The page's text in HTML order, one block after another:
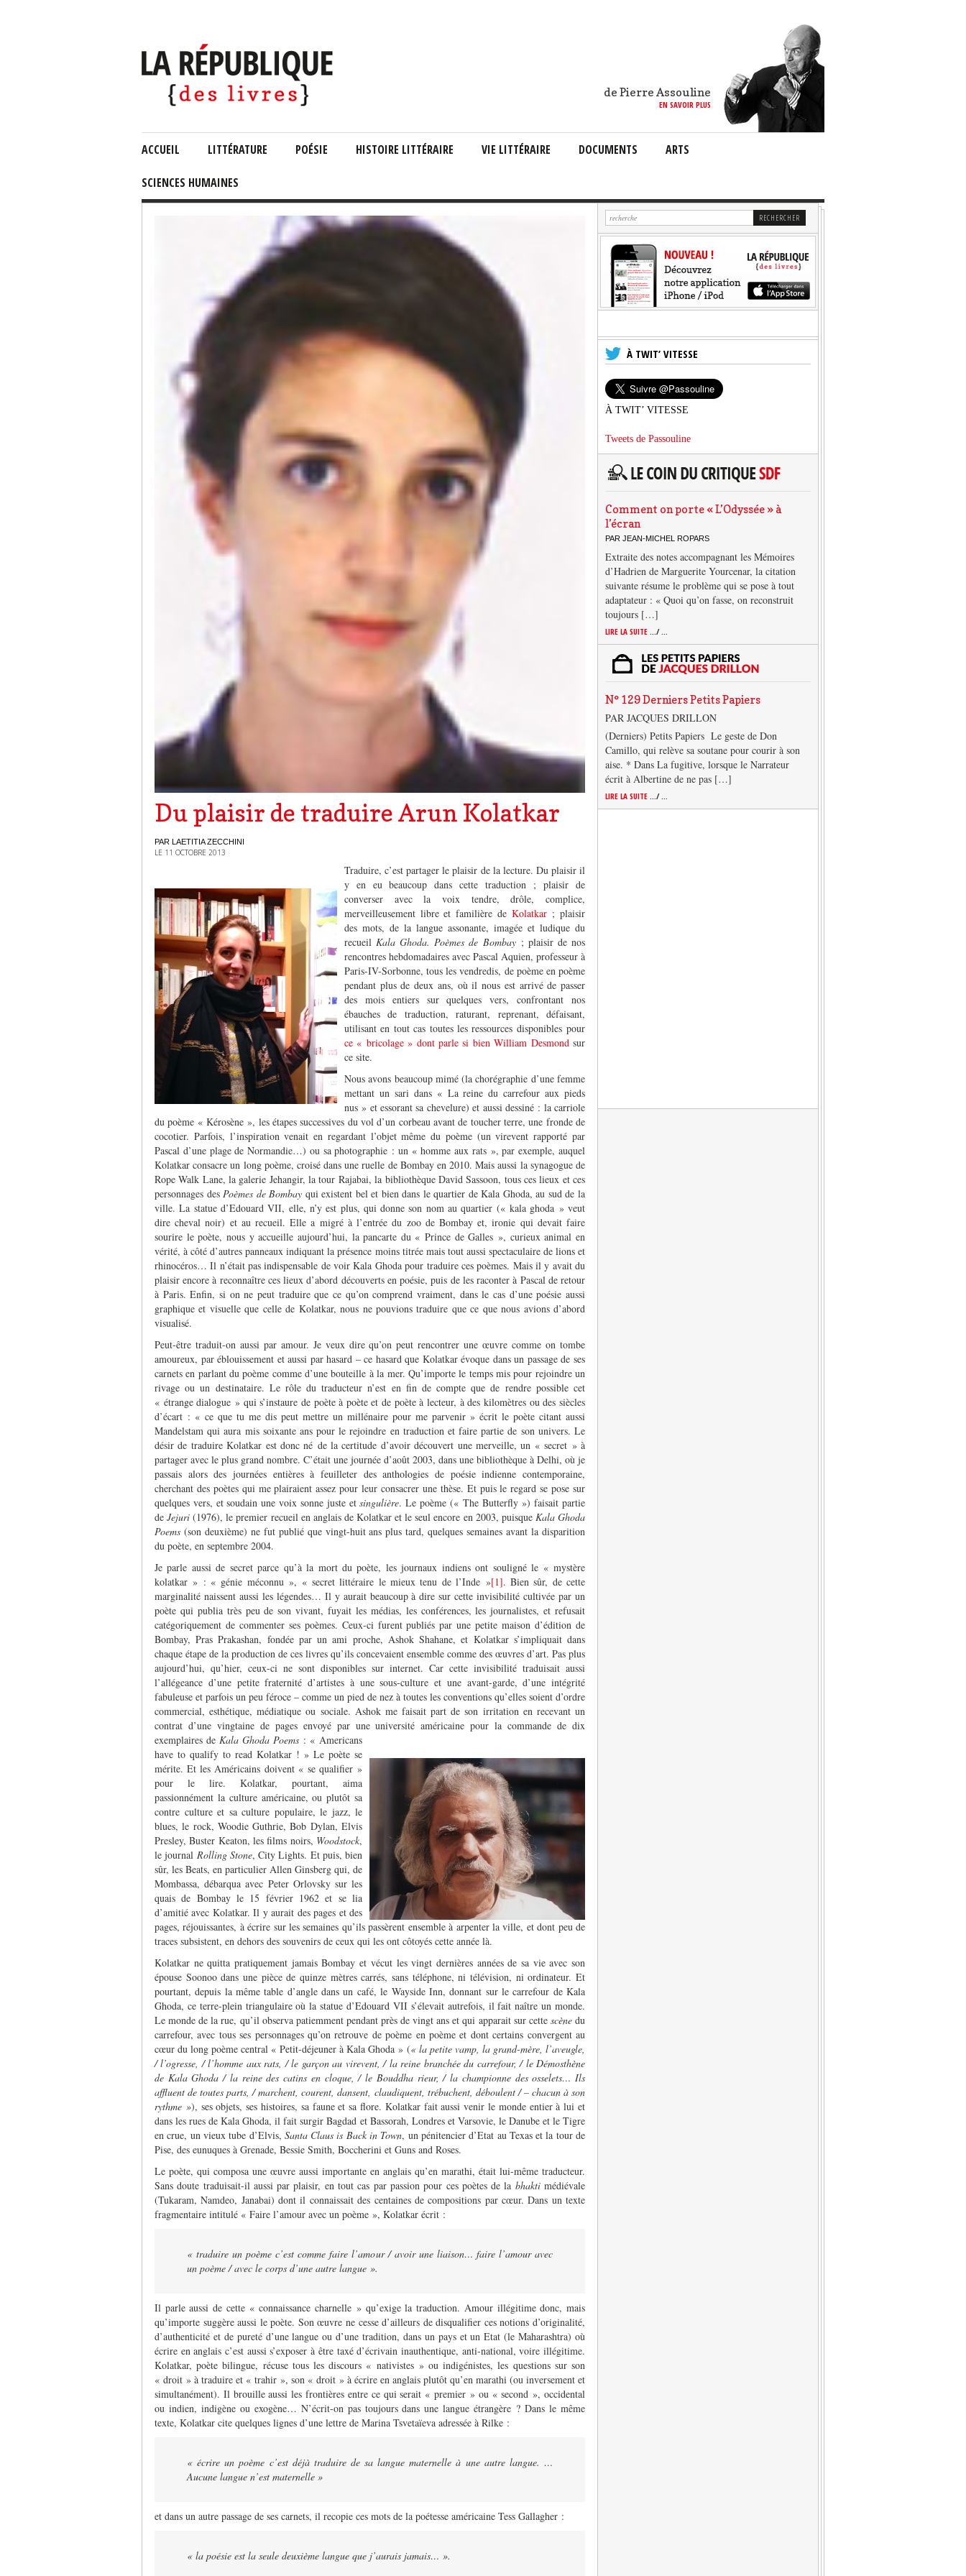
de Pierre Assouline
EN SAVOIR PLUS
ACCUEIL LITTÉRATURE POÉSIE HISTOIRE LITTÉRAIRE VIE LITTÉRAIRE DOCUMENTS ARTS
SCIENCES HUMAINES
Du plaisir de traduire Arun Kolatkar
PAR LAETITIA ZECCHINI
LE 11 OCTOBRE 2013
Traduire, c’est partager le plaisir de la lecture. Du plaisir il
y en eu beaucoup dans cette traduction ; plaisir de
converser avec la voix tendre, drôle, complice,
merveilleusement libre et familière de Kolatkar; plaisir
des mots, de la langue assonante, imagée et ludique du
recueilKala Ghoda. Poèmes de Bombay ; plaisir de nos
rencontres hebdomadaires avec Pascal Aquien, professeur à
Paris-IV-Sorbonne, tous les vendredis, de poème en poème
pendant plus de deux ans, où il nous est arrivé de passer
des mois entiers sur quelques vers, confrontant nos
ébauches de traduction, raturant, reprenant, défaisant,
utilisant en tout cas toutes les ressources disponibles pour
ce « bricolage » dont parle si bien William Desmondsur
ce site.
Nous avons beaucoup mimé (la chorégraphie d’une femme
mettant un sari dans « La reine du carrefour aux pieds
nus » et essorant sa chevelure) et aussi dessiné : la carriole
du poème « Kérosène », les étapes successives du vol d’un corbeau avant de toucher terre, une fronde de
cocotier. Parfois, l’inspiration venait en regardant l’objet même du poème (un virevent rapporté par
Pascal d’une plage de Normandie…) ou sa photographie : un « homme aux rats », par exemple, auquel
Kolatkar consacre un long poème, croisé dans une ruelle de Bombay en 2010. Mais aussi la synagogue de
Rope Walk Lane, la galerie Jehangir, la tour Rajabai, la bibliothèque David Sassoon, tous ces lieux et ces
personnages desPoèmes de Bombay qui existent bel et bien dans le quartier de Kala Ghoda, au sud de la
ville. La statue d’Edouard VII, elle, n’y est plus, qui donne son nom au quartier (« kala ghoda » veut
dire cheval noir) et au recueil. Elle a migré à l’entrée du zoo de Bombay et, ironie qui devait faire
sourire le poète, nous y accueille aujourd’hui, la pancarte du « Prince de Galles », curieux animal en
vérité, à côté d’autres panneaux indiquant la présence moins titrée mais tout aussi spectaculaire de lions et
rhinocéros… Il n’était pas indispensable de voir Kala Ghoda pour traduire ces poèmes. Mais il y avait du
plaisir encore à reconnaître ces lieux d’abord découverts en poésie, puis de les raconter à Pascal de retour
à Paris. Enfin, si on ne peut traduire que ce qu’on comprend vraiment, dans le cas d’une poésie aussi
graphique et visuelle que celle de Kolatkar, nous ne pouvions traduire que ce que nous avions d’abord
visualisé.
Peut-être traduit-on aussi par amour. Je veux dire qu’on peut rencontrer une œuvre comme on tombe
amoureux, par éblouissement et aussi par hasard – ce hasard que Kolatkar évoque dans un passage de ses
carnets en parlant du poème comme d’une bouteille à la mer. Qu’importe le temps mis pour rejoindre un
rivage ou un destinataire. Le rôle du traducteur n’est en fin de compte que de rendre possible cet
« étrange dialogue » qui s’instaure de poète à poète et de poète à lecteur, à des kilomètres ou des siècles
d’écart : « ce que tu me dis peut mettre un millénaire pour me parvenir » écrit le poète citant aussi
Mandelstam qui aura mis soixante ans pour le rejoindre en traduction et faire partie de son univers. Le
désir de traduire Kolatkar est donc né de la certitude d’avoir découvert une merveille, un « secret » à
partager avec le plus grand nombre. C’était une journée d’août 2003, dans une bibliothèque à Delhi, où je
passais alors des journées entières à feuilleter des anthologies de poésie indienne contemporaine,
cherchant des poètes qui me plairaient assez pour leur consacrer une thèse. Et puis le regard se pose sur
quelques vers, et soudain une voix sonne juste etsingulière. Le poème (« The Butterfly ») faisait partie
deJejuri (1976), le premier recueil en anglais de Kolatkar et le seul encore en 2003, puisque Kala Ghoda
Poems (son deuxième) ne fut publié que vingt-huit ans plus tard, quelques semaines avant la disparition
du poète, en septembre 2004.
Je parle aussi de secret parce qu’à la mort du poète, les journaux indiens ont souligné le « mystère
kolatkar » : « génie méconnu », « secret littéraire le mieux tenu de l’Inde »[1]. Bien sûr, de cette
marginalité naissent aussi les légendes… Il y aurait beaucoup à dire sur cette invisibilité cultivée par un
poète qui publia très peu de son vivant, fuyait les médias, les conférences, les journalistes, et refusait
catégoriquement de commenter ses poèmes. Ceux-ci furent publiés par une petite maison d’édition de
Bombay, Pras Prakashan, fondée par un ami proche, Ashok Shahane, et Kolatkar s’impliquait dans
chaque étape de la production de ces livres qu’ils concevaient ensemble comme des œuvres d’art. Pas plus
aujourd’hui, qu’hier, ceux-ci ne sont disponibles sur internet. Car cette invisibilité traduisait aussi
l’allégeance d’une petite fraternité d’artistes à une sous-culture et une avant-garde, d’une intégrité
fabuleuse et parfois un peu féroce – comme un pied de nez à toutes les conventions qu’elles soient d’ordre
commercial, esthétique, médiatique ou sociale. Ashok me faisait part de son irritation en recevant un
contrat d’une vingtaine de pages envoyé par une université américaine pour la commande de dix
exemplaires de Kala Ghoda Poems : « Americans
have to qualify to read Kolatkar ! » Le poète se
mérite. Et les Américains doivent « se qualifier »
pour le lire. Kolatkar, pourtant, aima
passionnément la culture américaine, ou plutôt sa
contre culture et sa culture populaire, le jazz, le
blues, le rock, Woodie Guthrie, Bob Dylan, Elvis
Presley, Buster Keaton, les films noirs, Woodstock,
le journal Rolling Stone, City Lights. Et puis, bien
sûr, les Beats, en particulier Allen Ginsberg qui, de
Mombassa, débarqua avec Peter Orlovsky sur les
quais de Bombay le 15 février 1962 et se lia
d’amitié avec Kolatkar. Il y aurait des pages et des
pages, réjouissantes, à écrire sur les semaines qu’ils passèrent ensemble à arpenter la ville, et dont peu de
traces subsistent, en dehors des souvenirs de ceux qui les ont côtoyés cette année là.
Kolatkar ne quitta pratiquement jamais Bombay et vécut les vingt dernières années de sa vie avec son
épouse Soonoo dans une pièce de quinze mètres carrés, sans téléphone, ni télévision, ni ordinateur. Et
pourtant, depuis la même table d’angle dans un café, le Wayside Inn, donnant sur le carrefour de Kala
Ghoda, ce terre-plein triangulaire où la statue d’Edouard VII s’élevait autrefois, il fait naître un monde.
Le monde de la rue, qu’il observa patiemment pendant près de vingt ans et qui apparait sur cette scènedu
carrefour, avec tous ses personnages qu’on retrouve de poème en poème et dont certains convergent au
cœur du long poème central « Petit-déjeuner à Kala Ghoda » (« la petite vamp, la grand-mère, l’aveugle,
/ l’ogresse, / l’homme aux rats, / le garçon au virevent, / la reine branchée du carrefour, / le Démosthène
de Kala Ghoda / la reine des catins en cloque, / le Bouddha rieur, / la championne des osselets… Ils
affluent de toutes parts, / marchent, courent, dansent, claudiquent, trébuchent, déboulent / – chacun à son
rythme »), ses objets, ses histoires, sa faune et sa flore. Kolatkar fait aussi venir le monde entier à lui et
dans les rues de Kala Ghoda, il fait surgir Bagdad et Bassorah, Londres et Varsovie, le Danube et le Tigre
en crue, un vieux tube d’Elvis, Santa Claus is Back in Town, un pénitencier d’Etat au Texas et la tour de
Pise, des eunuques à Grenade, Bessie Smith, Boccherini et Guns and Roses.
Le poète, qui composa une œuvre aussi importante en anglais qu’en marathi, était lui-même traducteur.
Sans doute traduisait-il aussi par plaisir, en tout cas par passion pour ces poètes de la bhaktimédiévale
(Tukaram, Namdeo, Janabai) dont il connaissait des centaines de compositions par cœur. Dans un texte
fragmentaire intitulé « Faire l’amour avec un poème », Kolatkar écrit :
« traduire un poème c’est comme faire l’amour / avoir une liaison… faire l’amour avec
un poème / avec le corps d’une autre langue ».
Il parle aussi de cette « connaissance charnelle » qu’exige la traduction. Amour illégitime donc, mais
qu’importe suggère aussi le poète. Son œuvre ne cesse d’ailleurs de disqualifier ces notions d’originalité,
d’authenticité et de pureté d’une langue ou d’une tradition, dans un pays et un Etat (le Maharashtra) où
écrire en anglais c’est aussi s’exposer à être taxé d’écrivain inauthentique, anti-national, voire illégitime.
Kolatkar, poète bilingue, récuse tous les discours « nativistes » ou indigénistes, les questions sur son
« droit » à traduire et « trahir », son « droit » à écrire en anglais plutôt qu’en marathi (ou inversement et
simultanément). Il brouille aussi les frontières entre ce qui serait « premier » ou « second », occidental
ou indien, indigène ou exogène… N’écrit-on pas toujours dans une langue étrangère ? Dans le même
texte, Kolatkar cite quelques lignes d’une lettre de Marina Tsvetaïeva adressée à Rilke :
«écrire un poème c’est déjà traduire de sa langue maternelle à une autre langue. …
Aucune langue n’est maternelle »
et dans un autre passage de ses carnets, il recopie ces mots de la poétesse américaine Tess Gallagher :
« la poésie est la seule deuxième langue que j’aurais jamais… ».
À TWIT’ VITESSE
À TWIT’ VITESSE
Tweets de Passouline
Comment on porte « L’Odyssée » à
l’écran
PAR JEAN-MICHEL ROPARS
Extraite des notes accompagnant les Mémoires
d’Hadrien de Marguerite Yourcenar, la citation
suivante résume le problème qui se pose à tout
adaptateur : « Quoi qu’on fasse, on reconstruit
toujours […]
LIRE LA SUITE .../ ...
N° 129 Derniers Petits Papiers
PAR JACQUES DRILLON
(Derniers) Petits Papiers Le geste de Don
Camillo, qui relève sa soutane pour courir à son
aise. * Dans La fugitive, lorsque le Narrateur
écrit à Albertine de ne pas […]
LIRE LA SUITE .../ ...